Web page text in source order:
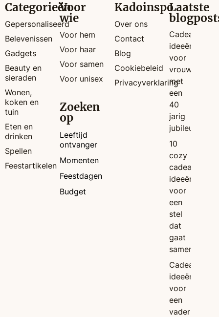
Categorieën
Gepersonaliseerd
Belevenissen
Gadgets
Beauty en
sieraden
Wonen,
koken en
tuin
Eten en
drinken
Spellen
Feestartikelen
Voor
wie
Voor hem
Voor haar
Voor samen
Voor unisex
Zoeken
op
Leeftijd
ontvanger
Momenten
Feestdagen
Budget
Kadoinspo
Over ons
Contact
Blog
Cookiebeleid
Privacyverklaring
Laatste
Cadeau
ideeën
voor
vrouwen
met
een
40
jarig
jubileum
10
cozy
cadeau
ideeën
voor
een
stel
dat
gaat
samenwonen
Cadeau
ideeën
voor
een
vader